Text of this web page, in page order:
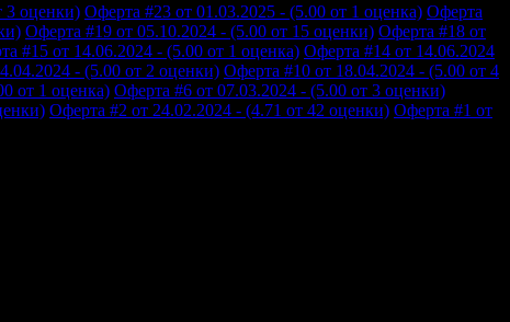
3 оценки) Оферта #23 от 01.03.2025 - (5.00 от 1 оценка) Оферта
Оферта #19 от 05.10.2024 - (5.00 от 15 оценки) Оферта #18 от
#15 от 14.06.2024 - (5.00 от 1 оценка) Оферта #14 от 14.06.2024
- (5.00 от 2 оценки) Оферта #10 от 18.04.2024 - (5.00 от 4
от 1 оценка) Оферта #6 от 07.03.2024 - (5.00 от 3 оценки)
Оферта #2 от 24.02.2024 - (4.71 от 42 оценки) Оферта #1 от